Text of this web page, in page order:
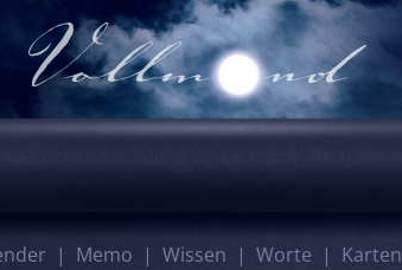
Memo Wissen Worte Karten